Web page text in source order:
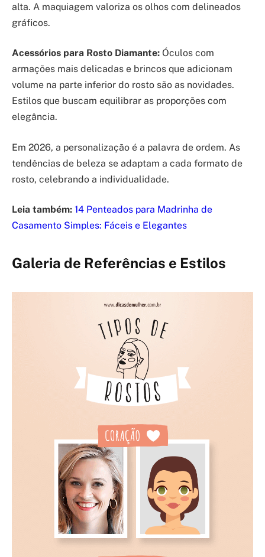
alta. A maquiagem valoriza os olhos com delineados
gráficos.
Acessórios para Rosto Diamante: Óculos com
armações mais delicadas e brincos que adicionam
volume na parte inferior do rosto são as novidades.
Estilos que buscam equilibrar as proporções com
elegância.
Em 2026, a personalização é a palavra de ordem. As
tendências de beleza se adaptam a cada formato de
rosto, celebrando a individualidade.
Leia também: 14 Penteados para Madrinha de
Casamento Simples: Fáceis e Elegantes
Galeria de Referências e Estilos